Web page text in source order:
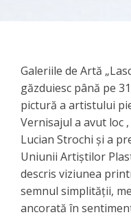
Galeriile de Artă
găzduiesc până pe
pictură a artistului
Vernisajul a avut loc
Lucian Strochi și a
Uniunii Artiștilor
descris viziunea
semnul simplității,
ancorată în